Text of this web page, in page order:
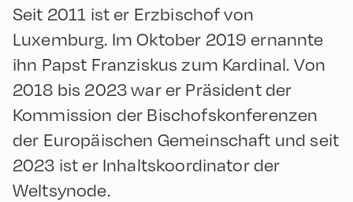
Seit 2011 ist er Erzbischof von
Luxemburg. Im Oktober 2019 ernannte
ihn Papst Franziskus zum Kardinal. Von
2018 bis 2023 war er Präsident der
Kommission der Bischofskonferenzen
der Europäischen Gemeinschaft und seit
2023 ist er Inhaltskoordinator der
Weltsynode.